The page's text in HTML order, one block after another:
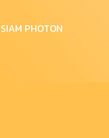
SIAM PHOTON